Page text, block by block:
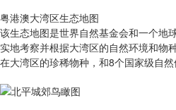
粤港澳大湾区生态地图
该生态地图是世界自然基金会和一个地
实地考察并根据大湾区的自然环境和物
在大湾区的珍稀物种，和8个国家级自然